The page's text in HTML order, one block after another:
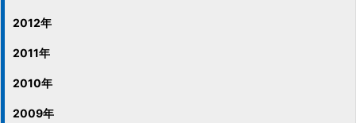
2012年
2011年
2010年
2009年